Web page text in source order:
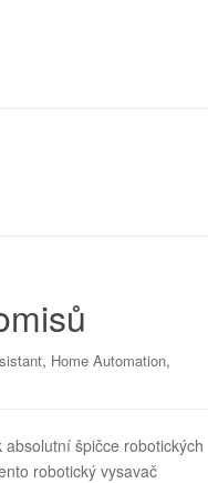
, Home Automation,
špičce robotických
robotický vysavač